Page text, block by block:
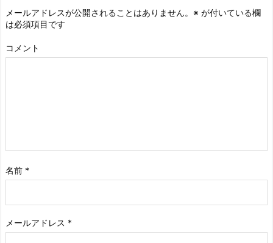
メールアドレスが公開されることはありません。 ※ が付いている欄
は必須項目です
コメント
名前 *
メールアドレス *